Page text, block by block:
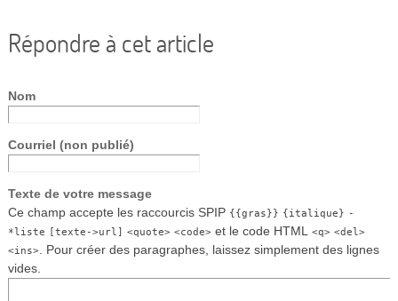
Répondre à cet article
Nom
Courriel (non publié)
Texte de votre message
Ce champ accepte les raccourcis SPIP {{gras}} {italique} -
*liste [texte->url] <quote> <code>et le code HTML <q> <del>
<ins>. Pour créer des paragraphes, laissez simplement des lignes
vides.